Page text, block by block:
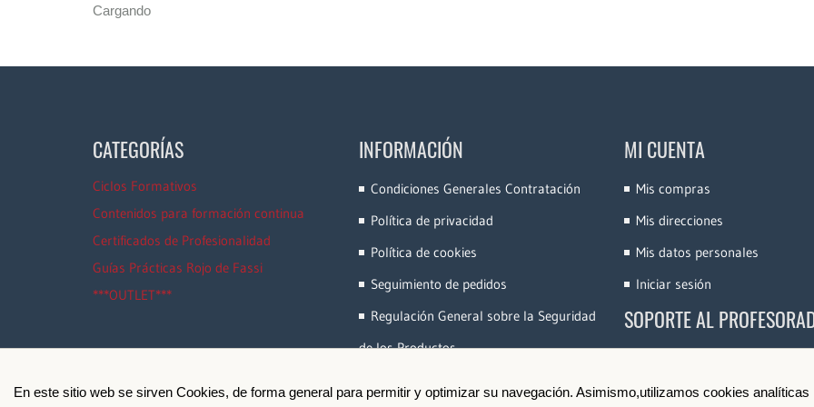
Cargando
En este sitio web se sirven Cookies, de forma general para permitir y optimizar su navegación. Asimismo,utilizamos cookies analíticas
CATEGORÍAS
Ciclos Formativos
Contenidos para formación continua
Certificados de Profesionalidad
Guías Prácticas Rojo de Fassi
***OUTLET***
INFORMACIÓN
Condiciones Generales Contratación
Política de privacidad
Política de cookies
Seguimiento de pedidos
Regulación General sobre la Seguridad
de los Productos
MI CUENTA
Mis compras
Mis direcciones
Mis datos personales
Iniciar sesión
SOPORTE AL
Conoce e-Videocinco